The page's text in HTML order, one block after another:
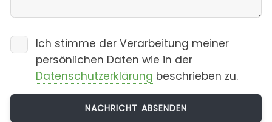
Ich stimme der Verarbeitung meiner
persönlichen Daten wie in der
Datenschutzerklärung beschrieben zu.